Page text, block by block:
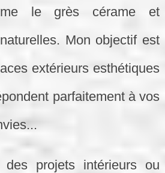
le grès cérame et
Mon objectif est
extérieurs esthétiques
parfaitement à vos
projets intérieurs ou